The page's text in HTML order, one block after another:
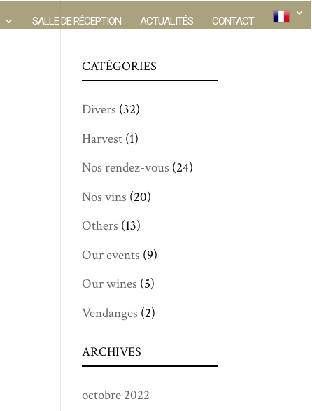
SALLE DE RÉCEPTION ACTUALITÉS CONTACT
CATÉGORIES
Divers (32)
Harvest (1)
Nos rendez-vous (24)
Nos vins (20)
Others (13)
Our events (9)
Our wines (5)
Vendanges (2)
ARCHIVES
octobre 2022